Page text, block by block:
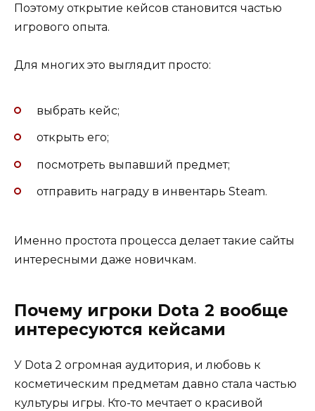
Поэтому открытие кейсов становится частью
игрового опыта.
Для многих это выглядит просто:
выбрать кейс;
открыть его;
посмотреть выпавший предмет;
отправить награду в инвентарь Steam.
Именно простота процесса делает такие сайты
интересными даже новичкам.
Почему игроки Dota 2 вообще
интересуются кейсами
У Dota 2 огромная аудитория, и любовь к
косметическим предметам давно стала частью
культуры игры. Кто-то мечтает о красивой